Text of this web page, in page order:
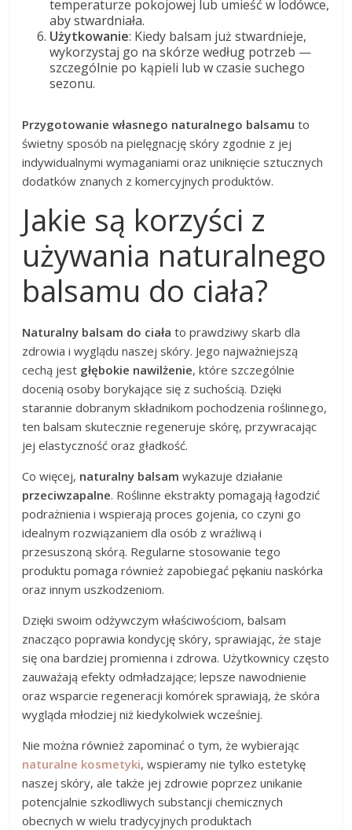
temperaturze pokojowej lub umieść w lodówce,
aby stwardniała.
Użytkowanie: Kiedy balsam już stwardnieje,
wykorzystaj go na skórze według potrzeb —
szczególnie po kąpieli lub w czasie suchego
sezonu.
Przygotowanie własnego naturalnego balsamu to
świetny sposób na pielęgnację skóry zgodnie z jej
indywidualnymi wymaganiami oraz uniknięcie sztucznych
dodatków znanych z komercyjnych produktów.
Jakie są korzyści z
używania naturalnego
balsamu do ciała?
Naturalny balsam do ciała to prawdziwy skarb dla
zdrowia i wyglądu naszej skóry. Jego najważniejszą
cechą jest głębokie nawilżenie, które szczególnie
docenią osoby borykające się z suchością. Dzięki
starannie dobranym składnikom pochodzenia roślinnego,
ten balsam skutecznie regeneruje skórę, przywracając
jej elastyczność oraz gładkość.
Co więcej, naturalny balsam wykazuje działanie
przeciwzapalne. Roślinne ekstrakty pomagają łagodzić
podrażnienia i wspierają proces gojenia, co czyni go
idealnym rozwiązaniem dla osób z wrażliwą i
przesuszoną skórą. Regularne stosowanie tego
produktu pomaga również zapobiegać pękaniu naskórka
oraz innym uszkodzeniom.
Dzięki swoim odżywczym właściwościom, balsam
znacząco poprawia kondycję skóry, sprawiając, że staje
się ona bardziej promienna i zdrowa. Użytkownicy często
zauważają efekty odmładzające; lepsze nawodnienie
oraz wsparcie regeneracji komórek sprawiają, że skóra
wygląda młodziej niż kiedykolwiek wcześniej.
Nie można również zapominać o tym, że wybierając
naturalne kosmetyki, wspieramy nie tylko estetykę
naszej skóry, ale także jej zdrowie poprzez unikanie
potencjalnie szkodliwych substancji chemicznych
obecnych w wielu tradycyjnych produktach